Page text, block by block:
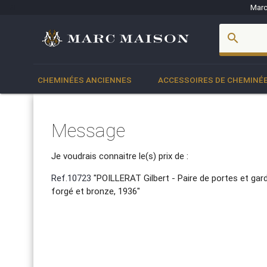
search
CHEMINÉES ANCIENNES ACCESSOIRES DE
Message
Je voudrais connaitre le(s) prix de :
Ref.10723 "POILLERAT Gilbert - Paire de portes et
forgé et bronze, 1936"